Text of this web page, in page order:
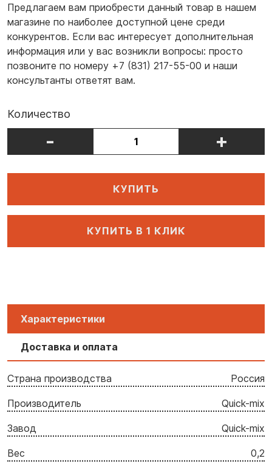
Предлагаем вам приобрести данный товар в нашем
магазине по наиболее доступной цене среди
конкурентов. Если вас интересует дополнительная
информация или у вас возникли вопросы: просто
позвоните по номеру +7 (831) 217-55-00 и наши
консультанты ответят вам.
Количество
- +
КУПИТЬ
КУПИТЬ В 1 КЛИК
Характеристики
Доставка и оплата
Страна производства Россия
Производитель Quick-mix
Завод Quick-mix
Вес 0,2